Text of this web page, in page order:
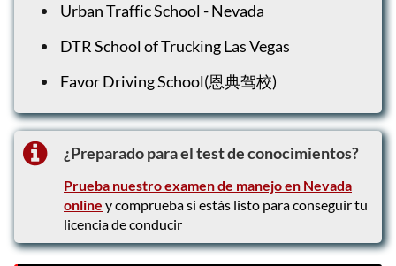
Urban Traffic School - Nevada
DTR School of Trucking Las Vegas
Favor Driving School(恩典驾校)
¿Preparado para el test de conocimientos?
Prueba nuestro examen de manejo en Nevada
online y comprueba si estás listo para conseguir tu
licencia de conducir